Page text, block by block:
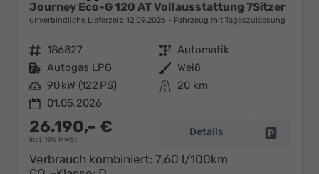
Journey Eco-G 120 AT Vollausstattung 7Sitzer
unverbindliche Lieferzeit: 12.09.2026 Fahrzeug mit Tageszulassung
Fahrzeugnr. 186827 Getriebe Automatik
Kraftstoff Autogas LPG Außenfarbe Weiß
Leistung 90 kW (122 PS) Kilometerstand
20 km
01.05.2026
26.190,– €
incl. 19% MwSt.
Details
Verbrauch kombiniert: 7,60 l/100km